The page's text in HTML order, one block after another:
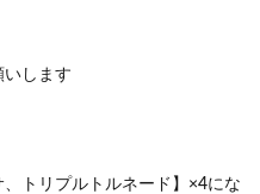
いします
トリプルトルネード】×4にな